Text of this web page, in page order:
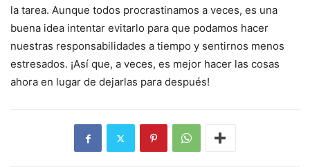
la tarea. Aunque todos procrastinamos a veces, es una
buena idea intentar evitarlo para que podamos hacer
nuestras responsabilidades a tiempo y sentirnos menos
estresados. ¡Así que, a veces, es mejor hacer las cosas
ahora en lugar de dejarlas para después!